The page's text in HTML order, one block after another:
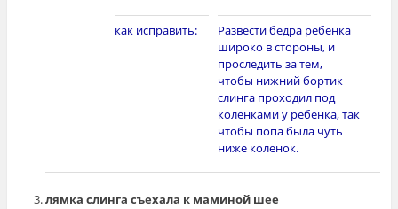
как исправить:
Развести бедра ребенка
широко в стороны, и
проследить за тем,
чтобы нижний бортик
слинга проходил под
коленками у ребенка, так
чтобы попа была чуть
ниже коленок.
лямка слинга съехала к маминой шее